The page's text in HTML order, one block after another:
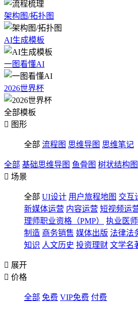
架构图/拓扑图
AI生成模板
一图看懂AI
2026世界杯
全部模板
 图形
全部 流程图 思维导图 思维笔记
全部 基础思维导图 鱼骨图 树状结构图
 场景
全部 UI设计 用户旅程地图 交互
新媒体运营 内容运营 短视频运
理师职业资格（PMP）
执业医
制造 商务销售 媒体出版 法律法
知识 人文历史 投资理财 文学名
 展开
 价格
全部 免费 VIP免费 付费